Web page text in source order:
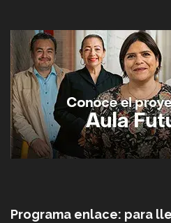
Programa enlace: para